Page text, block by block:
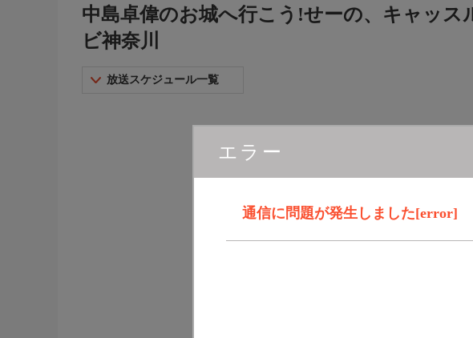
エラー
通信に問題が発生しました[error]
中島卓偉のお城へ行こう!せーの、キャッス
ビ神奈川
放送スケジュール一覧